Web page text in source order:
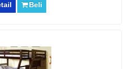
Beli